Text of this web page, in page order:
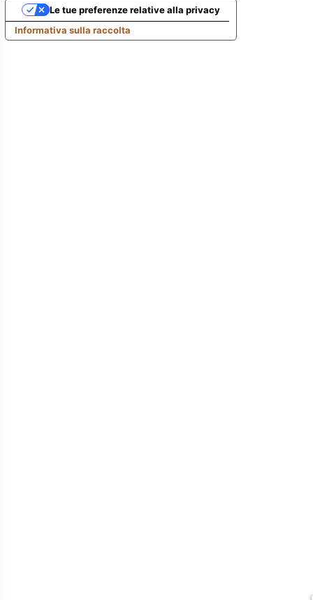
Informativa sulla raccolta
Le tue preferenze relative alla privacy